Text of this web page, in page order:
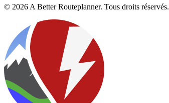
© 2026 A Better Routeplanner. Tous droits réservés.